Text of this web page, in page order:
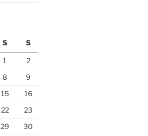
S S
1
2
8
9
15
16
22
23
29
30